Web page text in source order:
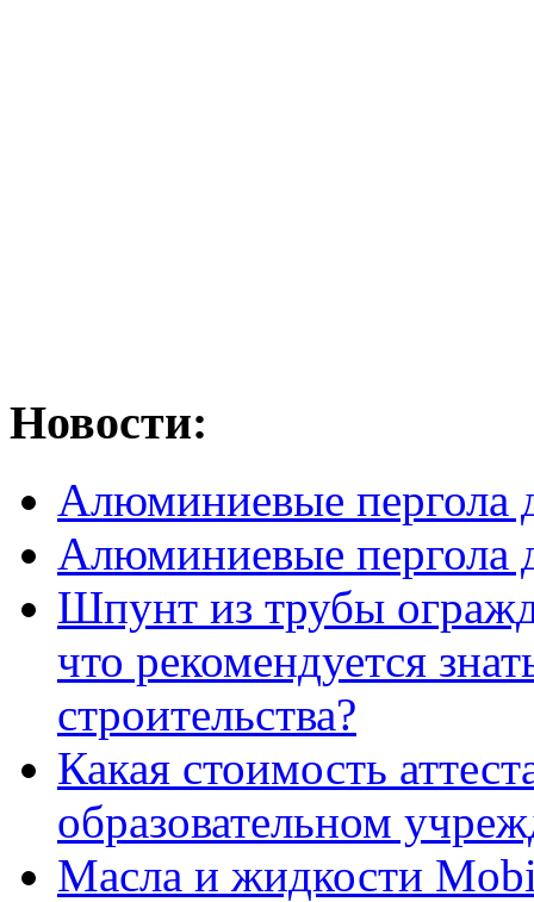
Новости:
Алюминиевые пергола
Алюминиевые пергола
Шпунт из трубы
что рекомендуется
строительства?
Какая стоимость
образовательном
Масла и жидкости